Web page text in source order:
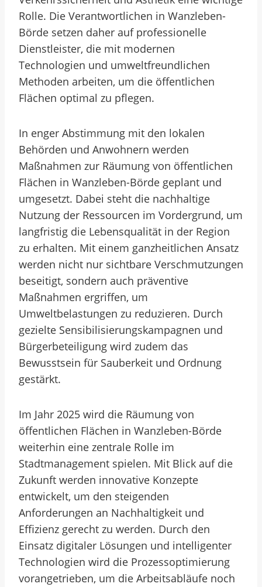
Rolle. Die Verantwortlichen in Wanzleben-
Börde setzen daher auf professionelle
Dienstleister, die mit modernen
Technologien und umweltfreundlichen
Methoden arbeiten, um die öffentlichen
Flächen optimal zu pflegen.
In enger Abstimmung mit den lokalen
Behörden und Anwohnern werden
Maßnahmen zur Räumung von öffentlichen
Flächen in Wanzleben-Börde geplant und
umgesetzt. Dabei steht die nachhaltige
Nutzung der Ressourcen im Vordergrund, um
langfristig die Lebensqualität in der Region
zu erhalten. Mit einem ganzheitlichen Ansatz
werden nicht nur sichtbare Verschmutzungen
beseitigt, sondern auch präventive
Maßnahmen ergriffen, um
Umweltbelastungen zu reduzieren. Durch
gezielte Sensibilisierungskampagnen und
Bürgerbeteiligung wird zudem das
Bewusstsein für Sauberkeit und Ordnung
gestärkt.
Im Jahr 2025 wird die Räumung von
öffentlichen Flächen in Wanzleben-Börde
weiterhin eine zentrale Rolle im
Stadtmanagement spielen. Mit Blick auf die
Zukunft werden innovative Konzepte
entwickelt, um den steigenden
Anforderungen an Nachhaltigkeit und
Effizienz gerecht zu werden. Durch den
Einsatz digitaler Lösungen und intelligenter
Technologien wird die Prozessoptimierung
vorangetrieben, um die Arbeitsabläufe noch